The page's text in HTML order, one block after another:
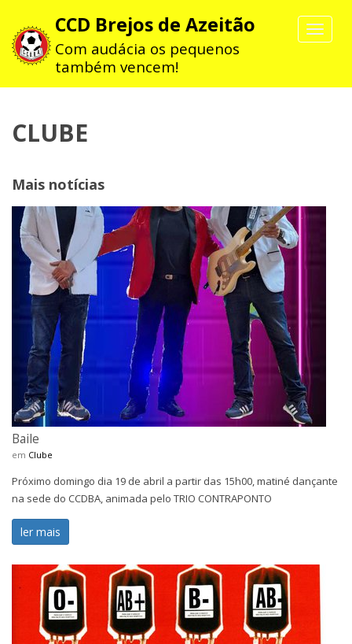
Toggle
CCD Brejos de Azeitão
Com audácia os pequenos
também vencem!
CLUBE
Mais notícias
Baile
em Clube
Próximo domingo dia 19 de abril a partir das 15h00, matiné dançante
na sede do CCDBA, animada pelo TRIO CONTRAPONTO
ler mais